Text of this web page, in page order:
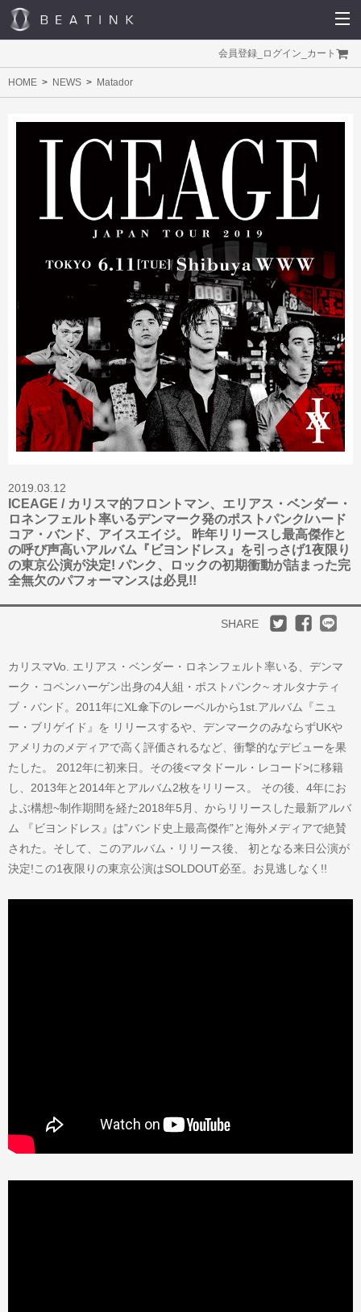
会員登録 ログイン カート
HOME NEWS Matador
2019.03.12
ICEAGE / カリスマ的フロントマン、エリアス・ベンダー・
ロネンフェルト率いるデンマーク発のポストパンク/ハード
コア・バンド、アイスエイジ。 昨年リリースし最高傑作と
の呼び声高いアルバム『ビヨンドレス』を引っさげ1夜限り
の東京公演が決定! パンク、ロックの初期衝動が詰まった完
全無欠のパフォーマンスは必見!!
SHARE
カリスマVo. エリアス・ベンダー・ロネンフェルト率いる、デンマ
ーク・コペンハーゲン出身の4人組・ポストパンク~ オルタナティ
ブ・バンド。2011年にXL傘下のレーベルから1st.アルバム『ニュ
ー・ブリゲイド』を リリースするや、デンマークのみならずUKや
アメリカのメディアで高く評価されるなど、衝撃的なデビューを果
たした。 2012年に初来日。その後<マタドール・レコード>に移籍
し、2013年と2014年とアルバム2枚をリリース。 その後、4年にお
よぶ構想~制作期間を経た2018年5月、 からリリースした最新アルバ
ム 『ビヨンドレス』は”バンド史上最高傑作”と海外メディアで絶賛
された。そして、このアルバム・リリース後、 初となる来日公演が
決定!この1夜限りの東京公演はSOLDOUT必至。お見逃しなく!!